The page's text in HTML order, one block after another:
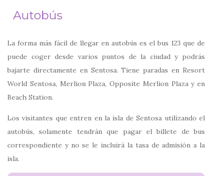
Autobús
La forma más fácil de llegar en autobús es el bus 123 que de
puede coger desde varios puntos de la ciudad y podrás
bajarte directamente en Sentosa. Tiene paradas en Resort
World Sentosa, Merlion Plaza, Opposite Merlion Plaza y en
Beach Station.
Los visitantes que entren en la isla de Sentosa utilizando el
autobús, solamente tendrán que pagar el billete de bus
correspondiente y no se le incluirá la tasa de admisión a la
isla.